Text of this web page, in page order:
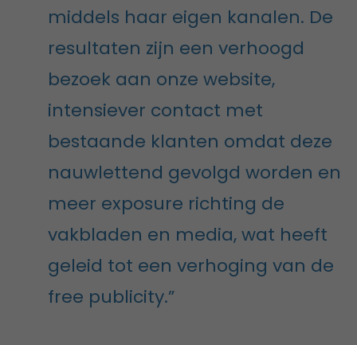
middels haar eigen kanalen. De
resultaten zijn een verhoogd
bezoek aan onze website,
intensiever contact met
bestaande klanten omdat deze
nauwlettend gevolgd worden en
meer exposure richting de
vakbladen en media, wat heeft
geleid tot een verhoging van de
free publicity.”